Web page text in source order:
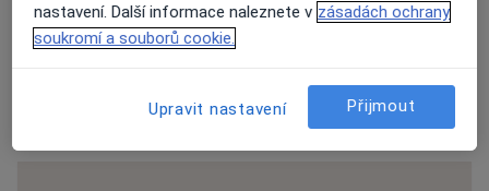
Přidejte svůj názor
nastavení. Další informace naleznete v zásadách ochrany
soukromí a souborů cookie.
Upravit nastavení Přijmout